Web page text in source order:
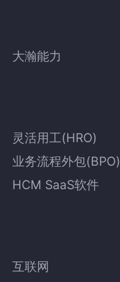
大瀚能力
灵活用工(HRO)
业务流程外包(BPO)
HCM SaaS软件
互联网